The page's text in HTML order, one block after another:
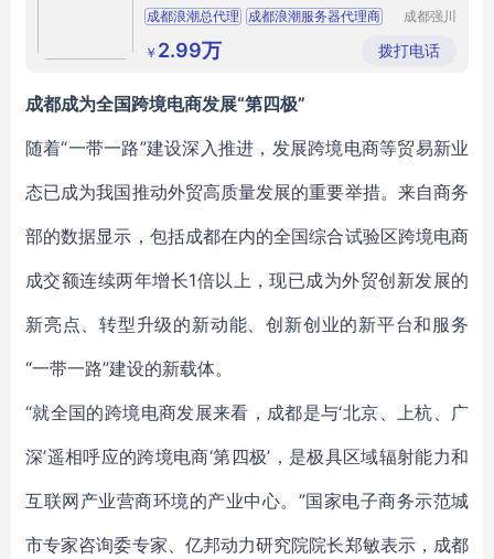
成都浪潮总代理
成都浪潮服务器代理商
成都服务器总代理
南充inspur服务器代理商
成都强川
公司
￥ 2.99万 拨打电话
成都成为全国跨境电商发展“第四极”
随着“一带一路”建设深入推进，发展跨境电商等贸易新业
态已成为我国推动外贸高质量发展的重要举措。来自商务
部的数据显示，包括成都在内的全国综合试验区跨境电商
成交额连续两年增长1倍以上，现已成为外贸创新发展的
新亮点、转型升级的新动能、创新创业的新平台和服务
“一带一路”建设的新载体。
“就全国的跨境电商发展来看，成都是与‘北京、上杭、广
深’遥相呼应的跨境电商‘第四极’，是极具区域辐射能力和
互联网产业营商环境的产业中心。”国家电子商务示范城
市专家咨询委专家、亿邦动力研究院院长郑敏表示，成都